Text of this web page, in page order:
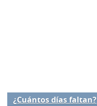
¿Cuántos días faltan?